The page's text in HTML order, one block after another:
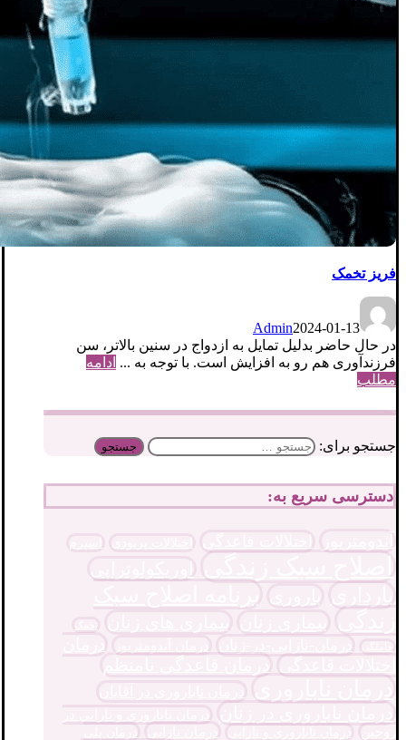
فریز تخمک
Admin2024-01-13
در حال حاضر بدلیل تمایل به ازدواج در سنین بالاتر، سن
فرزندآوری هم رو به افزایش است. با توجه به ... ادامه
مطلب
جستجو برای:
دسترسی سریع به:
اختلالات قاعدگی اختلالات پریودی
اصلاح سبک زندگی اوریکولوتراپی
بارداری باروری برنامه اصلاح سبک
زندگی
بیماری زنان بیماری های زنان
تخمک
حاملگی
درمان-نازایی-در-زنان درمان آندومتریوز
درمان
اختلالات قاعدگی درمان قاعدگی نامنظم
درمان ناباروری درمان ناباروری در آقایان
درمان ناباروری در زنان
درمان ناباروری و نارایی در
زوجین
درمان ناباروری و نازایی درمان نازایی
درمان پلی